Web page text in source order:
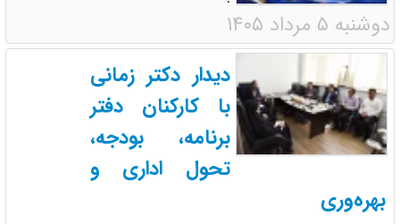
دوشنبه ۵ مرداد ۱۴۰۵
دیدار دکتر زمانی
با کارکنان دفتر
برنامه، بودجه،
تحول اداری و
بهره‌وری